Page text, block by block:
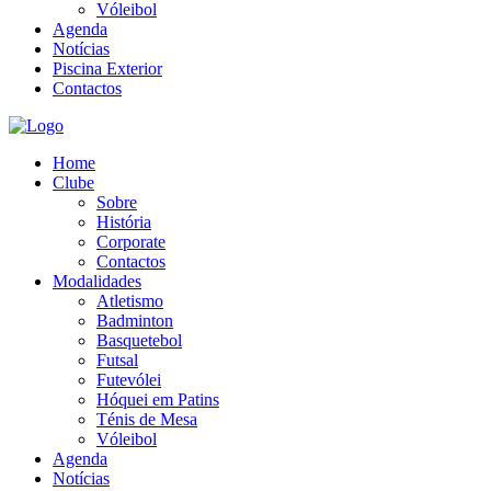
Vóleibol
Agenda
Notícias
Piscina Exterior
Contactos
Home
Clube
Sobre
História
Corporate
Contactos
Modalidades
Atletismo
Badminton
Basquetebol
Futsal
Futevólei
Hóquei em Patins
Ténis de Mesa
Vóleibol
Agenda
Notícias